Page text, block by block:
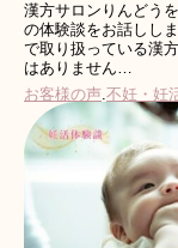
漢方サロンりんどう
の体験談をお話しし
で取り扱っている漢
はありません…
お客様の声 不妊・妊